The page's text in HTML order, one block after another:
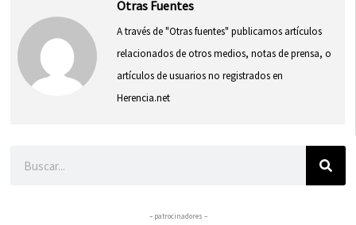
Otras Fuentes
A través de "Otras fuentes" publicamos artículos
relacionados de otros medios, notas de prensa, o
artículos de usuarios no registrados en
Herencia.net
– patrocinadores –